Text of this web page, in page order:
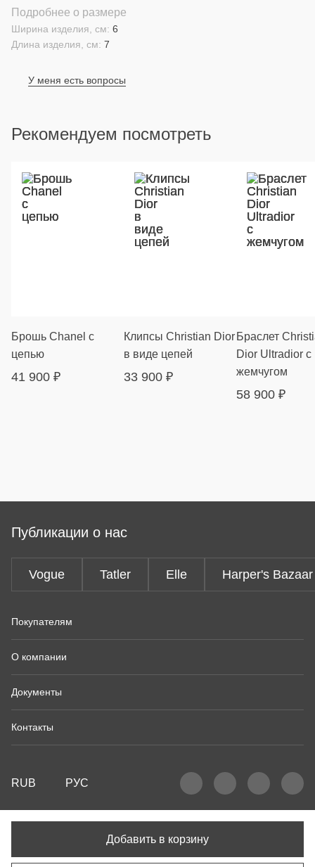
Добавить в корзину
Подробнее о размере
Длина изделия, см: 7
Ширина изделия, см: 6
У меня есть вопросы
Рекомендуем посмотреть
Брошь Chanel с
цепью
41 900 ₽
Клипсы Christian Dior
в виде цепей
33 900 ₽
Браслет
Dior Ultradior с
жемчугом
58 900 ₽
Публикации о нас
Vogue Tatler Elle Harper's Bazaar
Покупателям
О компании
Документы
Контакты
RUB РУС